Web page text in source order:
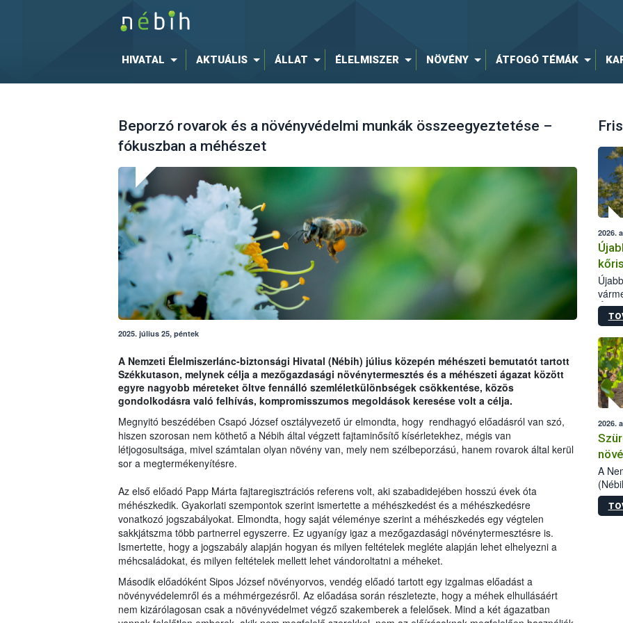
HIVATAL AKTUÁLIS ÁLLAT ÉLELMISZER NÖVÉNY ÁTFOGÓ TÉMÁK
Beporzó rovarok és a növényvédelmi munkák összeegyeztetése –
fókuszban a méhészet
2025. július 25, péntek
A Nemzeti Élelmiszerlánc-biztonsági Hivatal (Nébih) július közepén méhészeti bemutatót tartott
Székkutason, melynek célja a mezőgazdasági növénytermesztés és a méhészeti ágazat között
egyre nagyobb méreteket öltve fennálló szemléletkülönbségek csökkentése, közös
gondolkodásra való felhívás, kompromisszumos megoldások keresése volt a célja.
Megnyitó beszédében Csapó József osztályvezető úr elmondta, hogy rendhagyó előadásról van szó,
hiszen szorosan nem köthető a Nébih által végzett fajtaminősítő kísérletekhez, mégis van
létjogosultsága, mivel számtalan olyan növény van, mely nem szélbeporzású, hanem rovarok által kerül
sor a megtermékenyítésre.
Az első előadó Papp Márta fajtaregisztrációs referens volt, aki szabadidejében hosszú évek óta
méhészkedik. Gyakorlati szempontok szerint ismertette a méhészkedést és a méhészkedésre
vonatkozó jogszabályokat. Elmondta, hogy saját véleménye szerint a méhészkedés egy végtelen
sakkjátszma több partnerrel egyszerre. Ez ugyanígy igaz a mezőgazdasági növénytermesztésre is.
Ismertette, hogy a jogszabály alapján hogyan és milyen feltételek megléte alapján lehet elhelyezni a
méhcsaládokat, és milyen feltételek mellett lehet vándoroltatni a méheket.
Második előadóként Sipos József növényorvos, vendég előadó tartott egy izgalmas előadást a
növényvédelemről és a méhmérgezésről. Az előadása során részletezte, hogy a méhek elhullásáért
nem kizárólagosan csak a növényvédelmet végző szakemberek a felelősek. Mind a két ágazatban
2026.
2026.
A